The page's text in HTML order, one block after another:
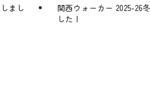
まし
関西ウォーカー 2025-26
した！